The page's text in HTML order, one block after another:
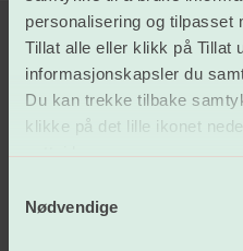
personalisering og tilpasset
Tillat alle eller klikk på Tillat
informasjonskapsler du
Du kan trekke tilbake
klikke på det lille ikonet
nettsiden.
Nødvendige
Lønn og tariffavtaler